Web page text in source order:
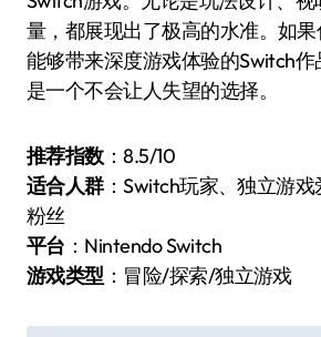
量，都展现出了极高的水准。如
能够带来深度游戏体验的Switch
是一个不会让人失望的选择。
推荐指数：8.5/10
适合人群：Switch玩家、独立游
粉丝
平台 ：Nintendo Switch
游戏类型 ：冒险/探索/独立游戏